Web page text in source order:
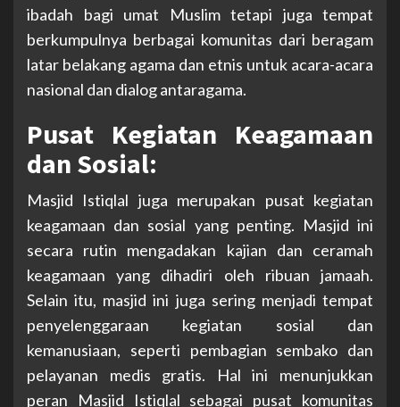
ibadah bagi umat Muslim tetapi juga tempat
berkumpulnya berbagai komunitas dari beragam
latar belakang agama dan etnis untuk acara-acara
nasional dan dialog antaragama.
Pusat Kegiatan Keagamaan
dan Sosial:
Masjid Istiqlal juga merupakan pusat kegiatan
keagamaan dan sosial yang penting. Masjid ini
secara rutin mengadakan kajian dan ceramah
keagamaan yang dihadiri oleh ribuan jamaah.
Selain itu, masjid ini juga sering menjadi tempat
penyelenggaraan kegiatan sosial dan
kemanusiaan, seperti pembagian sembako dan
pelayanan medis gratis. Hal ini menunjukkan
peran Masjid Istiqlal sebagai pusat komunitas